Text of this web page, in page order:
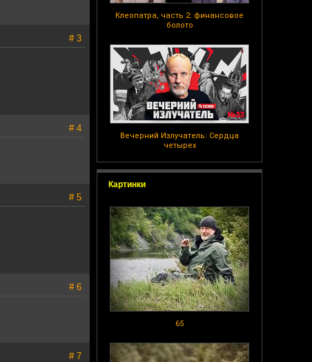
Клеопатра, часть 2: финансовое
болото
Вечерний Излучатель: Сердца
четырех
Картинки
65
# 3
# 4
# 5
# 6
# 7